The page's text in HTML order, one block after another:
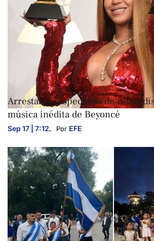
ARTE Y CULTURA
Arrestan a sospechoso de robar
música inédita de Beyoncé
Sep 17 | 7:12, Por EFE